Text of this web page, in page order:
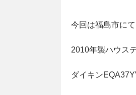
今回は福島市にて
2010年製ハウス
ダイキン